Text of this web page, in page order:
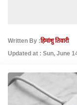
Written By :हिमांशु तिवारी
Updated at : Sun, June